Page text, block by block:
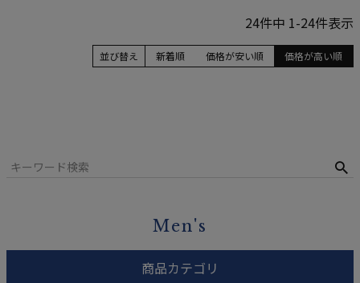
Men's
商品カテゴリ
並び替え 価格が安い順 価格が高い順
新着順
24件中 1-24件表示